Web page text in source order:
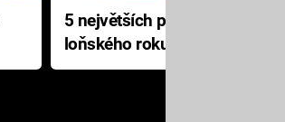
5 největších propadáků
loňského roku: Disney na
jediné katastrofě prodělal 200